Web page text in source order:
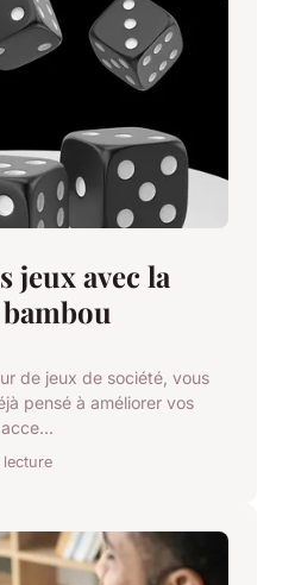
jeux avec la
de jeux de société, vous
pensé à améliorer vos